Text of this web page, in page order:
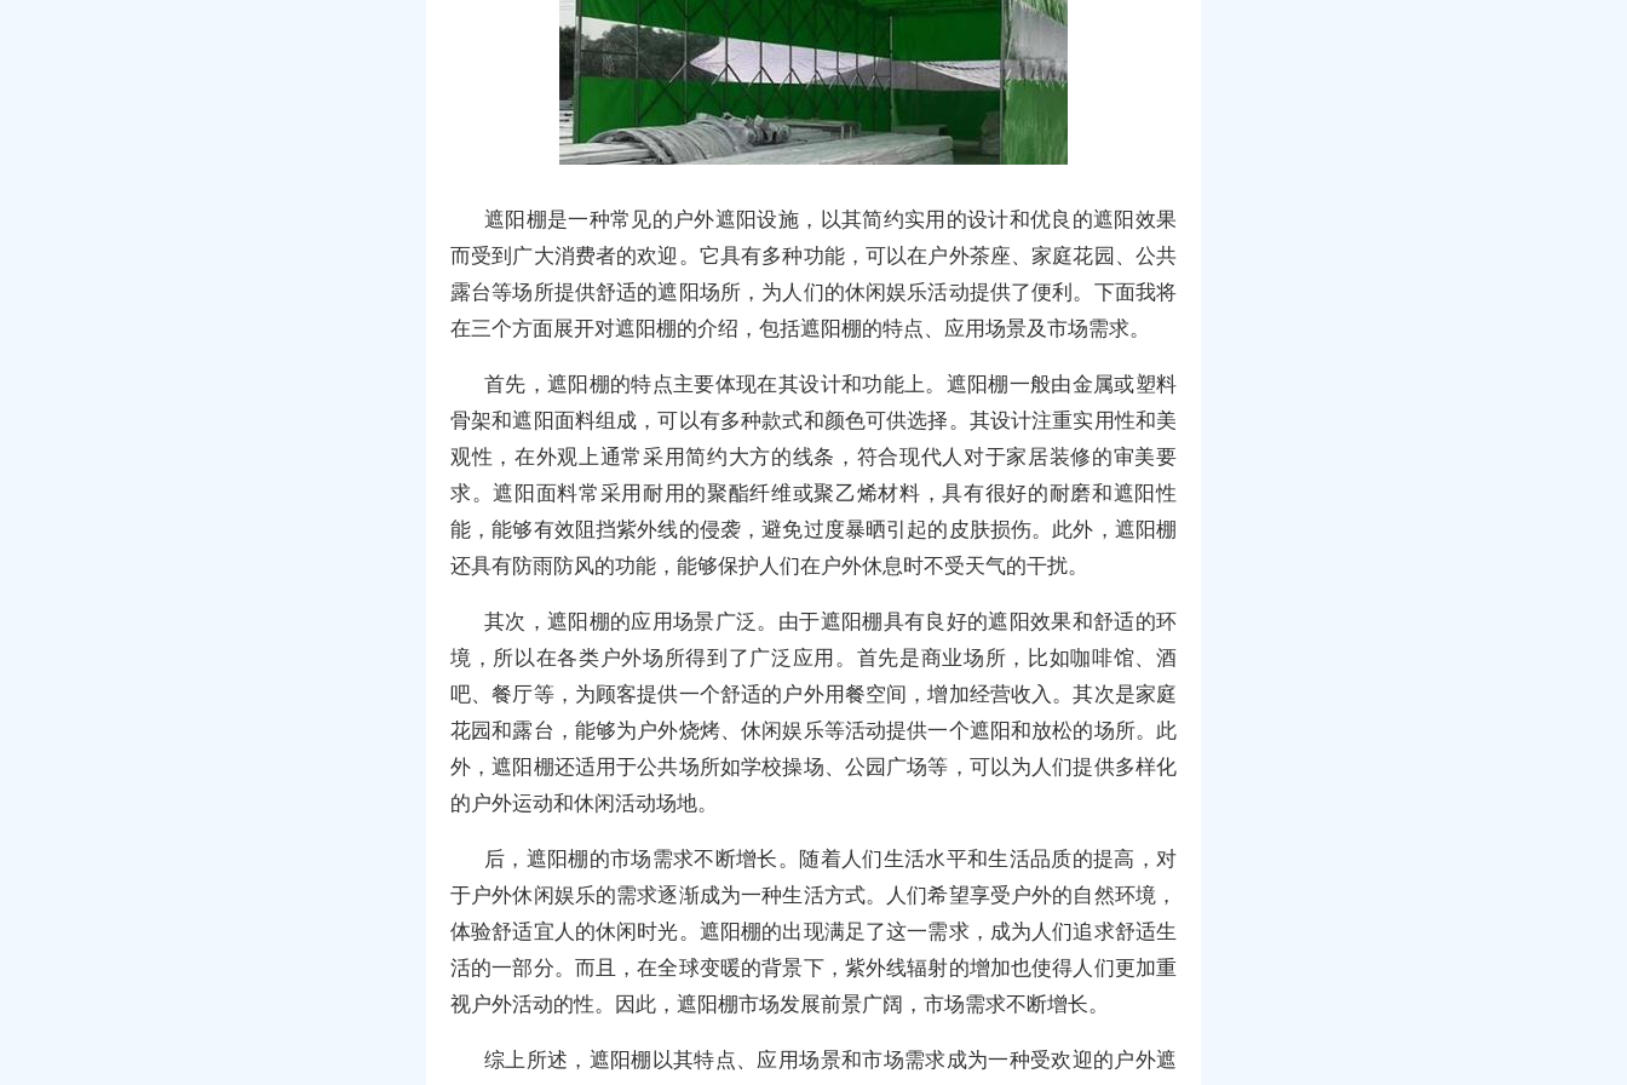
遮阳棚是一种常见的户外遮阳设施，以其简约实用的设计和优良的遮阳效果
而受到广大消费者的欢迎。它具有多种功能，可以在户外茶座、家庭花园、公共
露台等场所提供舒适的遮阳场所，为人们的休闲娱乐活动提供了便利。下面我将
在三个方面展开对遮阳棚的介绍，包括遮阳棚的特点、应用场景及市场需求。
首先，遮阳棚的特点主要体现在其设计和功能上。遮阳棚一般由金属或塑料
骨架和遮阳面料组成，可以有多种款式和颜色可供选择。其设计注重实用性和美
观性，在外观上通常采用简约大方的线条，符合现代人对于家居装修的审美要
求。遮阳面料常采用耐用的聚酯纤维或聚乙烯材料，具有很好的耐磨和遮阳性
能，能够有效阻挡紫外线的侵袭，避免过度暴晒引起的皮肤损伤。此外，遮阳棚
还具有防雨防风的功能，能够保护人们在户外休息时不受天气的干扰。
其次，遮阳棚的应用场景广泛。由于遮阳棚具有良好的遮阳效果和舒适的环
境，所以在各类户外场所得到了广泛应用。首先是商业场所，比如咖啡馆、酒
吧、餐厅等，为顾客提供一个舒适的户外用餐空间，增加经营收入。其次是家庭
花园和露台，能够为户外烧烤、休闲娱乐等活动提供一个遮阳和放松的场所。此
外，遮阳棚还适用于公共场所如学校操场、公园广场等，可以为人们提供多样化
的户外运动和休闲活动场地。
后，遮阳棚的市场需求不断增长。随着人们生活水平和生活品质的提高，对
于户外休闲娱乐的需求逐渐成为一种生活方式。人们希望享受户外的自然环境，
体验舒适宜人的休闲时光。遮阳棚的出现满足了这一需求，成为人们追求舒适生
活的一部分。而且，在全球变暖的背景下，紫外线辐射的增加也使得人们更加重
视户外活动的性。因此，遮阳棚市场发展前景广阔，市场需求不断增长。
综上所述，遮阳棚以其特点、应用场景和市场需求成为一种受欢迎的户外遮